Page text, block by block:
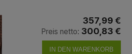
357,99 €
Preis netto: 300,83 €
IN DEN WARENKORB